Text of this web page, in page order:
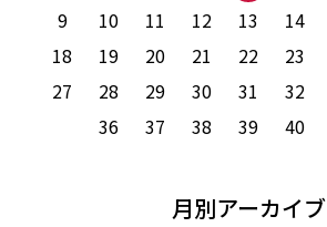
9
10 11 12 13 14
18
19 20 21 22 23
27
28 29 30 31 32
36
37 38 39 40
月別アーカイブ